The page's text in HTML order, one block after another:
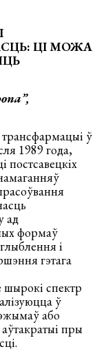
ЦІ МОЖА
трансфармацыі ў
1989 года,
постсавецкіх
ад
формаў
і
гэтага
шырокі спектр
ў
або
пры